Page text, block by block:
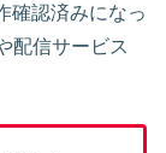
確認済みになっ
配信サービス